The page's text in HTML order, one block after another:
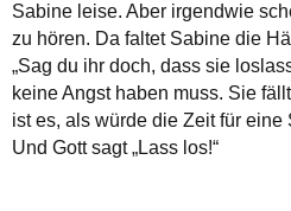
Sabine leise. Aber irgendwie
zu hören. Da faltet Sabine die
„Sag du ihr doch, dass sie
keine Angst haben muss. Sie
ist es, als würde die Zeit für
Und Gott sagt „Lass los!“